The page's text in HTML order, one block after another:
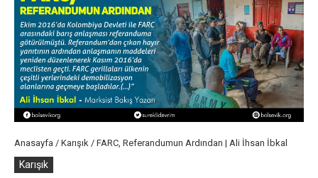
Anasayfa / Karışık / FARC, Referandumun Ardından | Ali İhsan İbkal
Karışık